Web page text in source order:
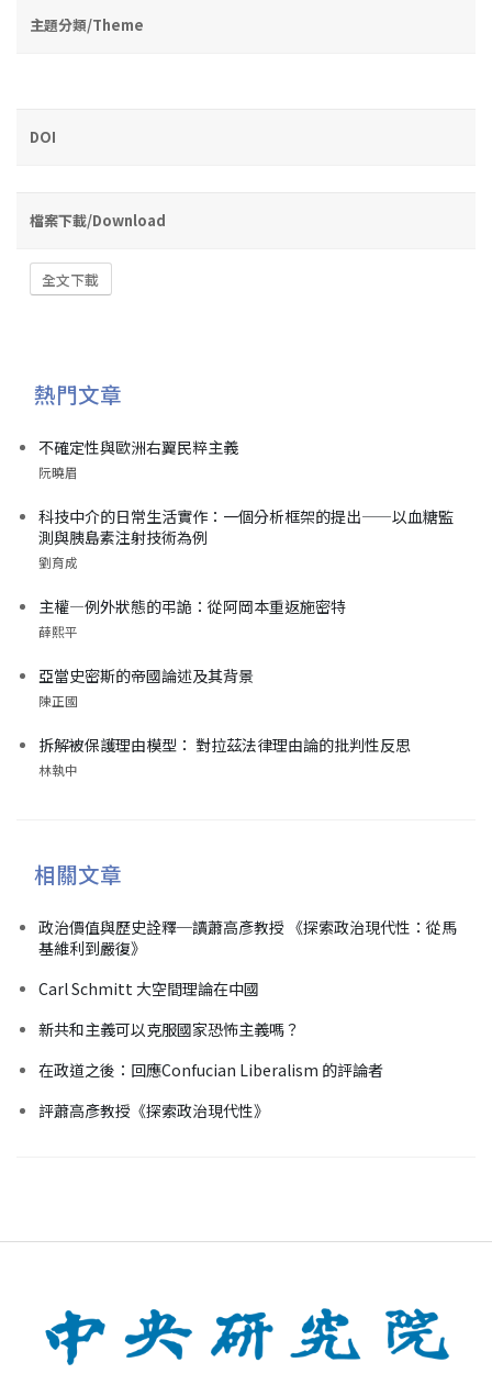
主題分類/Theme
DOI
檔案下載/Download
全文下載
熱門文章
不確定性與歐洲右翼民粹主義
阮曉眉
科技中介的日常生活實作：一個分析框架的提出——以血糖監
測與胰島素注射技術為例
劉育成
主權—例外狀態的弔詭：從阿岡本重返施密特
薛熙平
亞當史密斯的帝國論述及其背景
陳正國
拆解被保護理由模型： 對拉茲法律理由論的批判性反思
林執中
相關文章
政治價值與歷史詮釋─讀蕭高彥教授 《探索政治現代性：從馬
基維利到嚴復》
Carl Schmitt 大空間理論在中國
新共和主義可以克服國家恐怖主義嗎？
在政道之後：回應Confucian Liberalism 的評論者
評蕭高彥教授《探索政治現代性》